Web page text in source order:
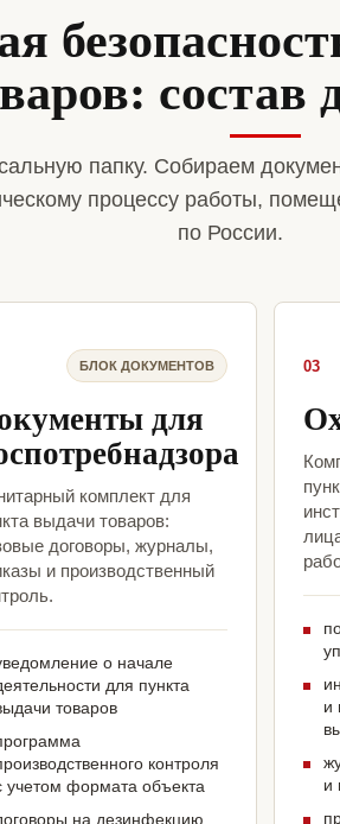
состав
папку. Собираем
процессу работы,
по России.
БЛОК ДОКУМЕНТОВ
для
комплект для
выдачи товаров:
договоры, журналы,
и производственный
о начале
для пункта
товаров
контроля
учетом формата объекта
на дезинфекцию,
03
и
и